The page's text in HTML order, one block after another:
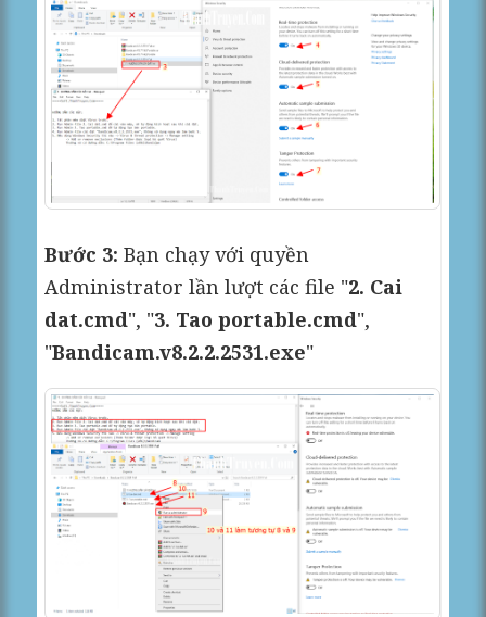
Bước 3: Bạn chạy với quyền
Administrator lần lượt các file "2. Cai
dat.cmd", "3. Tao portable.cmd",
"Bandicam.v8.2.2.2531.exe"